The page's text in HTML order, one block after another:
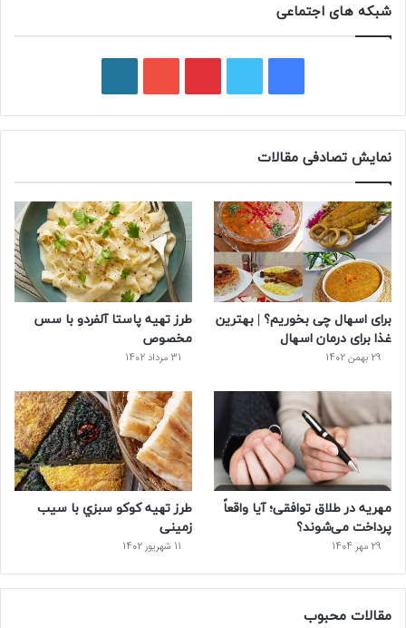
شبکه های اجتماعی
ی
س
ب
و
ک
و
ی
ت
ر
ی
ت
ی
س
ت
و
ی
و
ب
ر
پ
ر
س
نمایش تصادفی مقالات
برای اسهال چی بخوریم؟ | بهترین
غذا برای درمان اسهال
29 بهمن 1402
طرز تهیه پاستا آلفردو با سس
مخصوص
31 مرداد 1402
مهریه در طلاق توافقی؛ آیا واقعاً
پرداخت می‌شوند؟
29 مهر 1404
طرز تهیه كوكو سبزي با سیب
زمینی
11 شهریور 1402
مقالات محبوب